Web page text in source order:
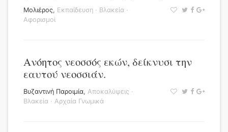
Μολιέρος, Εκπαίδευση · Βλακεία ·
Αφορισμοί
Ανόητος νεοσσός εκών, δείκνυσι την
εαυτού νεοσσιάν.
Βυζαντινή Παροιμία, Αποκαλύψεις ·
Βλακεία · Αρχαία Γνωμικά